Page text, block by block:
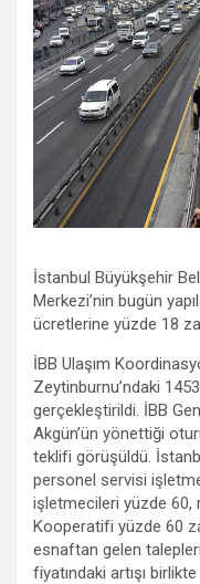
İstanbul Büyükşehir
Merkezi’nin bugün
ücretlerine yüzde 18
İBB Ulaşım
Zeytinburnu’ndaki 1453
gerçekleştirildi. İBB
Akgün’ün yönettiği
teklifi görüşüldü.
personel servisi
işletmecileri yüzde 60,
Kooperatifi yüzde 60
esnaftan gelen
fiyatındaki artışı